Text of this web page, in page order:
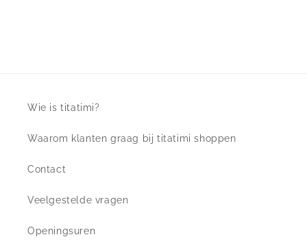
Wie is titatimi?
Waarom klanten graag bij titatimi shoppen
Contact
Veelgestelde vragen
Openingsuren